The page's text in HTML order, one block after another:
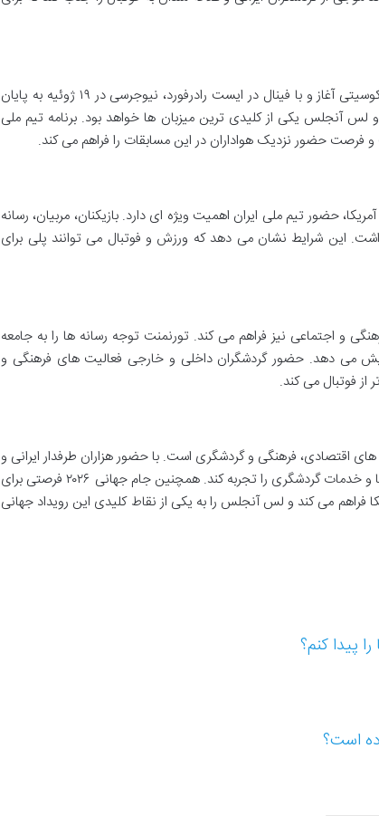
جام جهانی از ۱۱ ژوئن با دیدار مکزیک و آفریقای جنوبی در مکزیکوسیتی آغاز و با فینال در ایست رادرفورد، نیوجرسی در ۱۹ ژوئیه به پایان
۱۶ ورزشگاه مختلف است و لس آنجلس یکی از کلیدی ترین میزبان ها خواهد بود. برنامه تیم ملی
حضور تیم ملی ایران اهمیت ویژه ای دارد. بازیکنان، مربیان، رسانه
این شرایط نشان می دهد که ورزش و فوتبال می توانند پلی برای
و اجتماعی نیز فراهم می کند. تورنمنت توجه رسانه ها را به جامعه
می دهد. حضور گردشگران داخلی و خارجی فعالیت های فرهنگی و
از فوتبال می کند.
اقتصادی، فرهنگی و گردشگری است. با حضور هزاران طرفدار ایرانی و
بین المللی، این شهر می تواند رشد صنعت هتل داری، رستوران ها و خدمات گردشگری را تجربه کند. همچنین جام جهانی ۲۰۲۶ فرصتی برای
فراهم می کند و لس آنجلس را به یکی از نقاط کلیدی این رویداد جهانی
پیدا کنم؟
است؟